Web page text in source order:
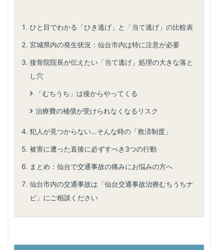
ひと目でわかる「ひき逃げ」と「当て逃げ」の比較表
宮城県内の発生状況：仙台市内は特に注意が必要
接骨院院長が伝えたい「当て逃げ」処理の大きな落と
し穴
「むちうち」は後からやってくる
治療費の補償が受けられなくなるリスク
犯人が見つからない…そんな時の「救済制度」
被害に遭った直後に必ずすべき3つの行動
まとめ：仙台で交通事故の痛みにお悩みの方へ
仙台市内の交通事故は「仙台交通事故治療むちうちナ
ビ」にご相談ください